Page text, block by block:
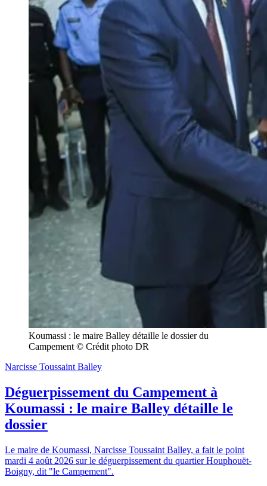
Koumassi : le maire Balley détaille le dossier du
Campement © Crédit photo DR
Narcisse Toussaint Balley
Déguerpissement du Campement à
Koumassi : le maire Balley détaille le
dossier
Le maire de Koumassi, Narcisse Toussaint Balley, a fait le point
mardi 4 août 2026 sur le déguerpissement du quartier Houphouët-
Boigny, dit "le Campement".